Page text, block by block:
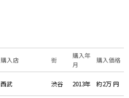
購入店 街
購入年
月
購入価格
西武 渋谷 2013年 約2万 円